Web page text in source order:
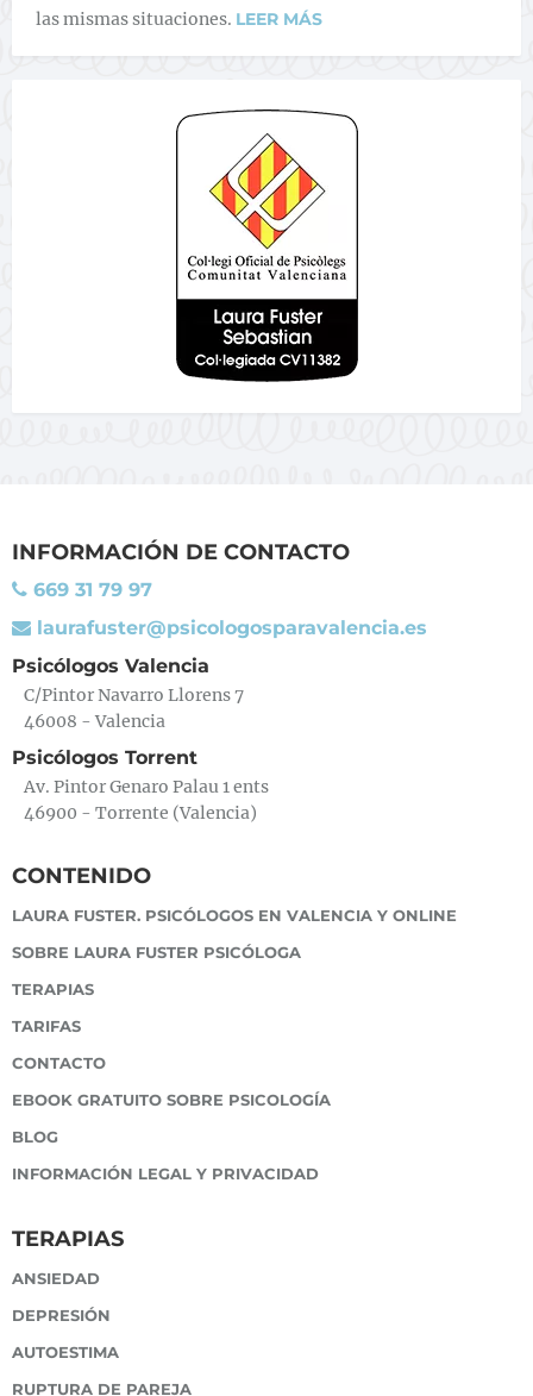
las mismas situaciones. LEER MÁS
INFORMACIÓN DE CONTACTO
669 31 79 97
laurafuster@psicologosparavalencia.es
Psicólogos Valencia
C/Pintor Navarro Llorens 7
46008 - Valencia
Psicólogos Torrent
Av. Pintor Genaro Palau 1 ents
46900 - Torrente (Valencia)
CONTENIDO
LAURA FUSTER. PSICÓLOGOS EN VALENCIA Y ONLINE
SOBRE LAURA FUSTER PSICÓLOGA
TERAPIAS
TARIFAS
CONTACTO
EBOOK GRATUITO SOBRE PSICOLOGÍA
BLOG
INFORMACIÓN LEGAL Y PRIVACIDAD
TERAPIAS
ANSIEDAD
DEPRESIÓN
AUTOESTIMA
RUPTURA DE PAREJA